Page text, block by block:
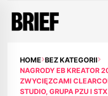
HOME BEZ KATEGORII
NAGRODY EB KREATOR
ZWYCIĘZCAMI
STUDIO, GRUPA PZU I